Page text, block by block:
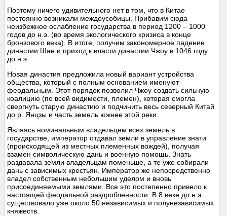
Поэтому ничего удивительного нет в том, что в Китае
постоянно возникали междоусобицы. Прибавим сюда
неизбежное ослабление государства в период 1200 – 1000
годов до н.э. (во время экологического кризиса в конце
бронзового века). В итоге, получим закономерное падение
династии Шан и приход к власти династии Чжоу в 1046 году
до н.э.
Новая династия предложила новый вариант устройства
общества, который с полным основанием именуют
феодальным. Этот порядок позволил Чжоу создать сильную
коалицию (по всей видимости, племен), которая смогла
свергнуть старую династию и подчинить весь северный Китай
до р. Янцзы и часть земель южнее этой реки.
Являясь номинальным владельцем всех земель в
государстве, император отдавал земли в управление знати
(происходящей из местных племенных вождей), получая
взамен символическую дань и военную помощь. Знать
раздавала земли владельцам поменьше, а те уже собирали
дань с зависимых крестьян. Император же непосредственно
владел собственным небольшим уделом и вновь
присоединяемыми землями. Все это постепенно привело к
настоящей феодальной раздробленности. В 8 веке до н.э.
существовало уже около 50 независимых и полунезависимых
княжеств.